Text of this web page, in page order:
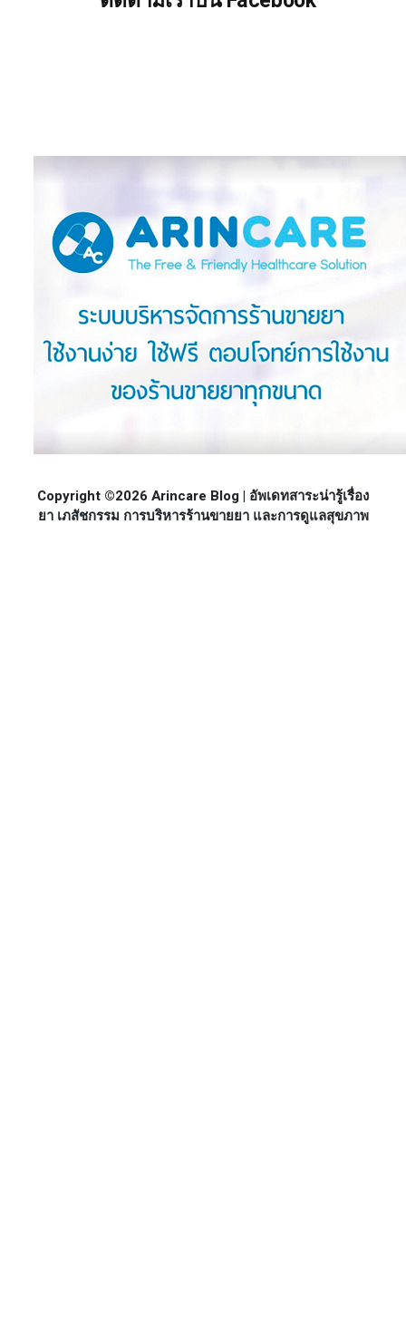
Copyright ©2026 Arincare Blog | อัพเดทสาระน่ารู้เรื่อง
ยา เภสัชกรรม การบริหารร้านขายยา และการดูแลสุขภาพ